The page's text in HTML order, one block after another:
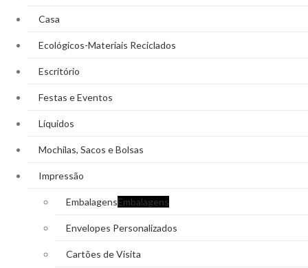
Casa
Ecológicos-Materiais Reciclados
Escritório
Festas e Eventos
Líquidos
Mochilas, Sacos e Bolsas
Impressão
EmbalagensEmbalagens
Envelopes Personalizados
Cartões de Visita